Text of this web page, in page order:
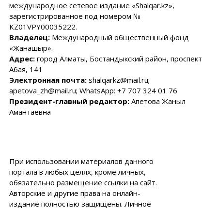
международное сетевое издание «Shalqar.kz»,
зарегистрированное под номером №
KZ01VPY00035222.
Владелец:Международный общественный фонд
«Жанашыр».
Адрес:город Алматы, Бостандыкский район, проспект
Абая, 141
Электронная почта:shalqarkz@mail.ru;
apetova_zh@mail.ru; WhatsApp: +7 707 324 01 76
Президент-главный редактор:Апетова Жаныл
Амантаевна
При использовании материалов данного
портала в любых целях, кроме личных,
обязательно размещение ссылки на сайт.
Авторские и другие права на онлайн-
издание полностью защищены. Личное